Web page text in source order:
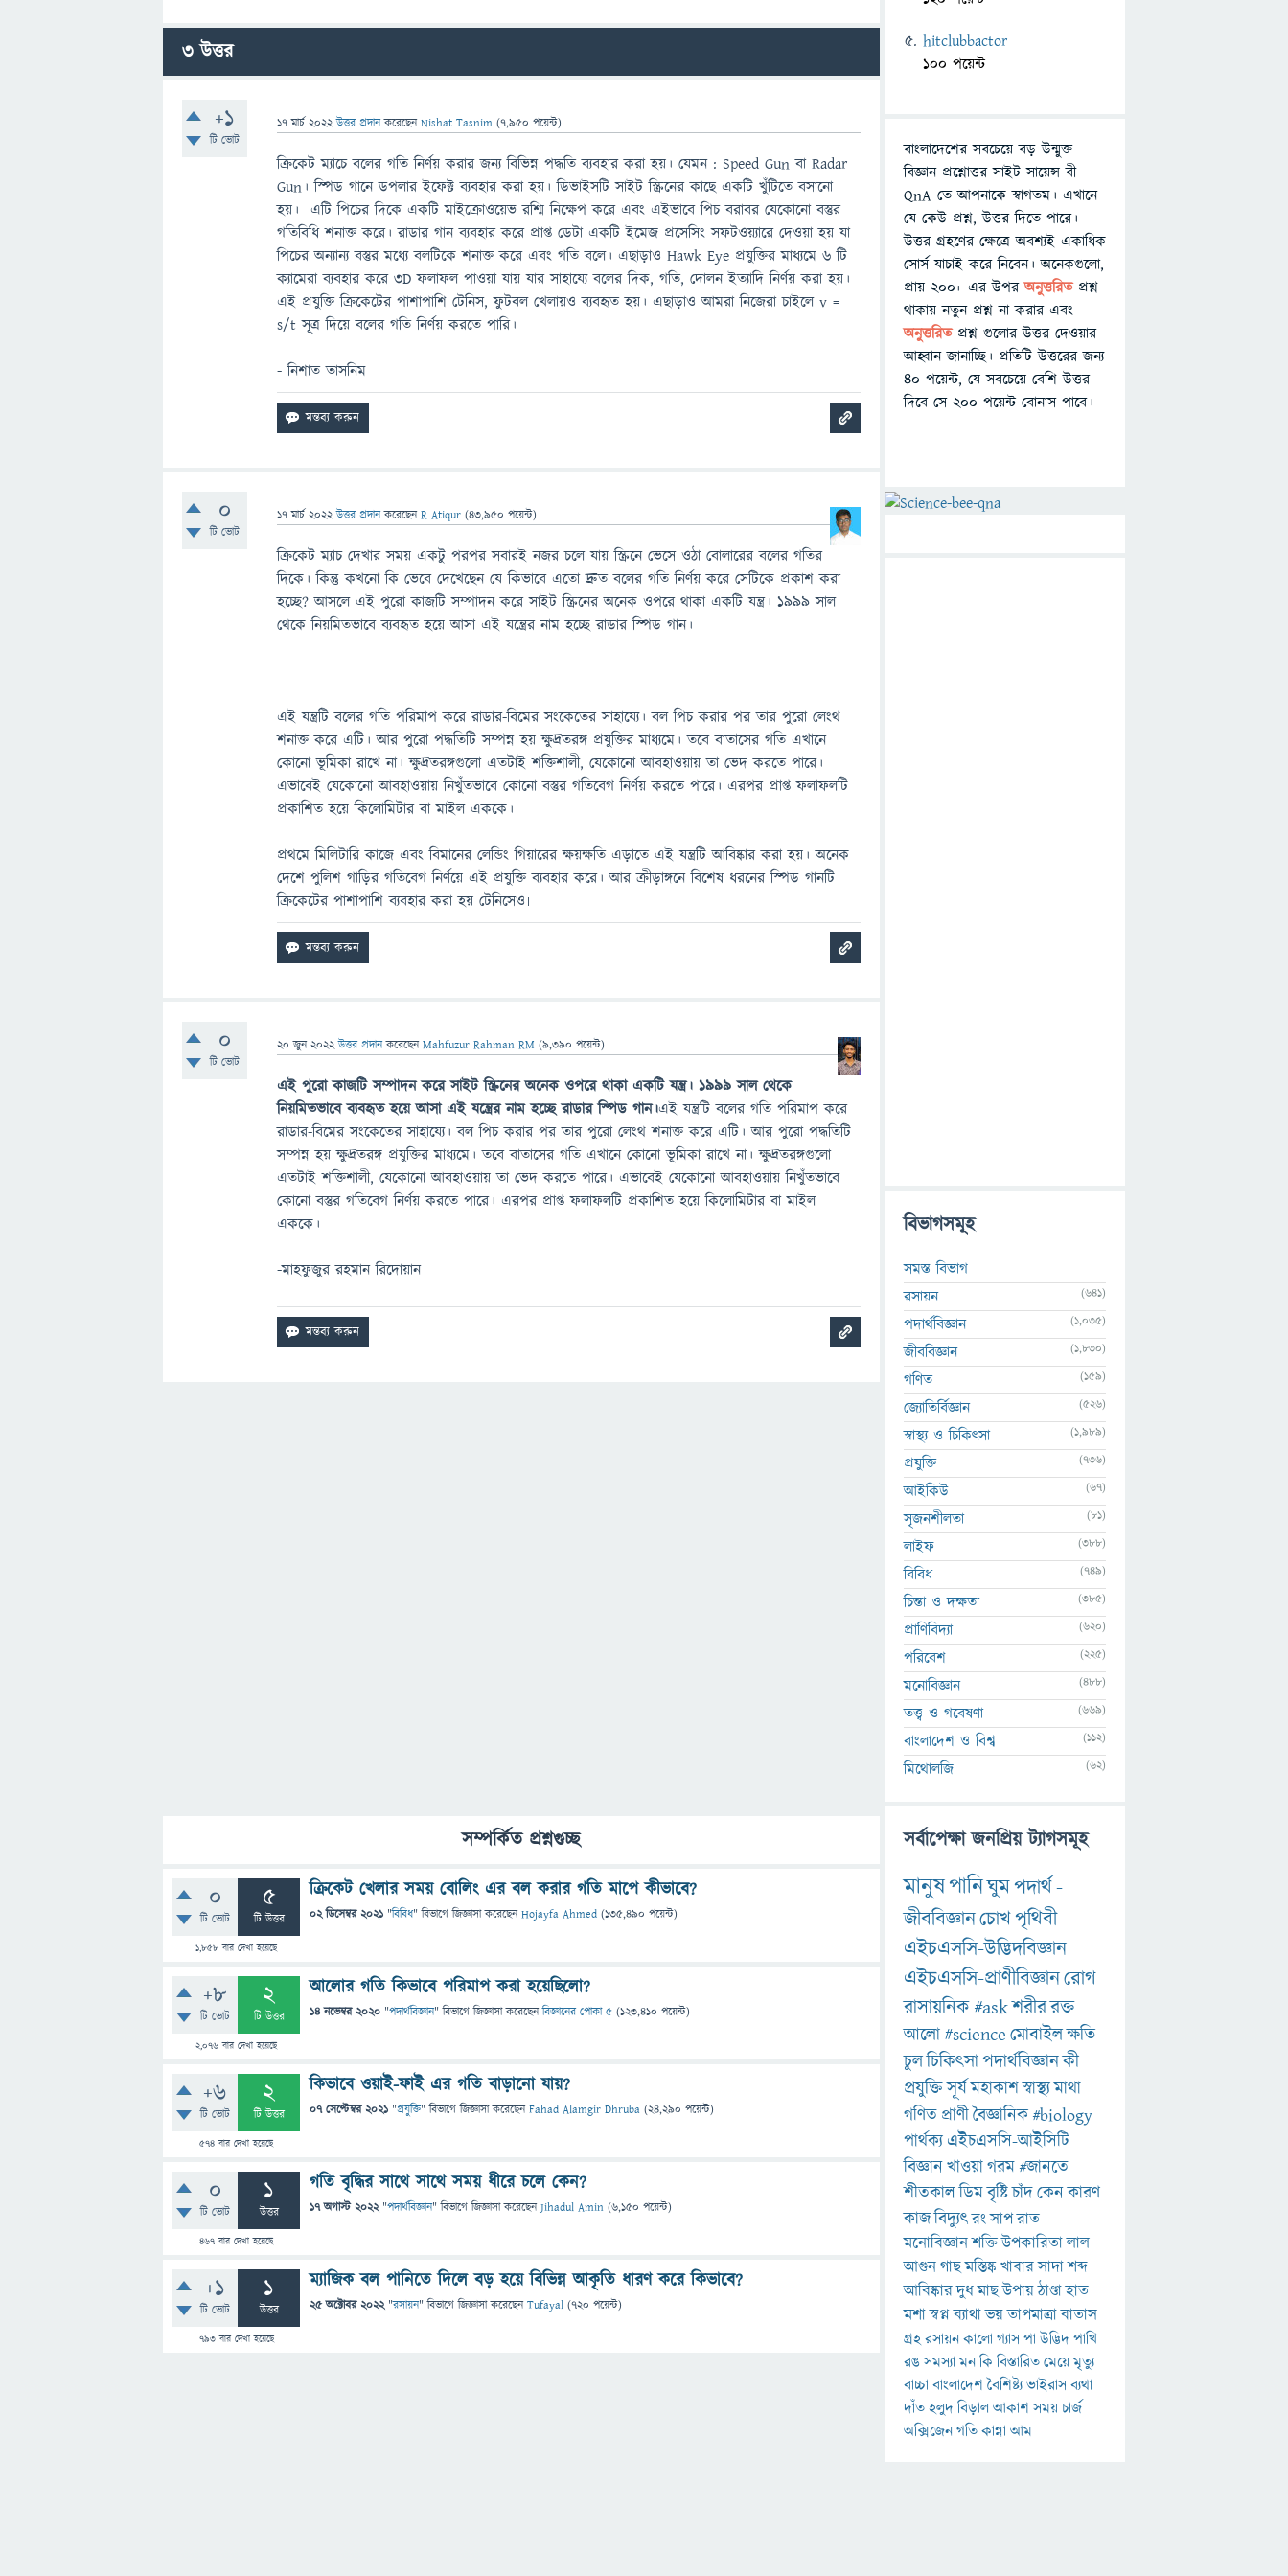
3উত্তর
+1
টি ভোট
17 মার্চ 2022 উত্তর প্রদান করেছেনNishat Tasnim (7,950 পয়েন্ট)
ক্রিকেট ম্যাচে বলের গতি নির্ণয় করার জন্য বিভিন্ন পদ্ধতি ব্যবহার করা হয়। যেমন : Speed Gun বা Radar
Gun। স্পিড গানে ডপলার ইফেক্ট ব্যবহার করা হয়। ডিভাইসটি সাইট স্ক্রিনের কাছে একটি খুঁটিতে বসানো
হয়। এটি পিচের দিকে একটি মাইক্রোওয়েভ রশ্মি নিক্ষেপ করে এবং এইভাবে পিচ বরাবর যেকোনো বস্তুর
গতিবিধি শনাক্ত করে। রাডার গান ব্যবহার করে প্রাপ্ত ডেটা একটি ইমেজ প্রসেসিং সফটওয়্যারে দেওয়া হয় যা
পিচের অন্যান্য বস্তুর মধ্যে বলটিকে শনাক্ত করে এবং গতি বলে। এছাড়াও Hawk Eye প্রযুক্তির মাধ্যমে ৬ টি
ক্যামেরা ব্যবহার করে 3D ফলাফল পাওয়া যায় যার সাহায্যে বলের দিক, গতি, দোলন ইত্যাদি নির্ণয় করা হয়।
এই প্রযুক্তি ক্রিকেটের পাশাপাশি টেনিস, ফুটবল খেলায়ও ব্যবহৃত হয়। এছাড়াও আমরা নিজেরা চাইলে v =
s/t সূত্র দিয়ে বলের গতি নির্ণয় করতে পারি।
- নিশাত তাসনিম
0
টি ভোট
17 মার্চ 2022 উত্তর প্রদান করেছেনR Atiqur (43,950 পয়েন্ট)
ক্রিকেট ম্যাচ দেখার সময় একটু পরপর সবারই নজর চলে যায় স্ক্রিনে ভেসে ওঠা বোলারের বলের গতির
দিকে। কিন্তু কখনো কি ভেবে দেখেছেন যে কিভাবে এতো দ্রুত বলের গতি নির্ণয় করে সেটিকে প্রকাশ করা
হচ্ছে? আসলে এই পুরো কাজটি সম্পাদন করে সাইট স্ক্রিনের অনেক ওপরে থাকা একটি যন্ত্র। ১৯৯৯ সাল
থেকে নিয়মিতভাবে ব্যবহৃত হয়ে আসা এই যন্ত্রের নাম হচ্ছে রাডার স্পিড গান।
এই যন্ত্রটি বলের গতি পরিমাপ করে রাডার-বিমের সংকেতের সাহায্যে। বল পিচ করার পর তার পুরো লেংথ
শনাক্ত করে এটি। আর পুরো পদ্ধতিটি সম্পন্ন হয় ক্ষুদ্রতরঙ্গ প্রযুক্তির মাধ্যমে। তবে বাতাসের গতি এখানে
কোনো ভূমিকা রাখে না। ক্ষুদ্রতরঙ্গগুলো এতটাই শক্তিশালী, যেকোনো আবহাওয়ায় তা ভেদ করতে পারে।
এভাবেই যেকোনো আবহাওয়ায় নিখুঁতভাবে কোনো বস্তুর গতিবেগ নির্ণয় করতে পারে। এরপর প্রাপ্ত ফলাফলটি
প্রকাশিত হয়ে কিলোমিটার বা মাইল এককে।
প্রথমে মিলিটারি কাজে এবং বিমানের লেন্ডিং গিয়ারের ক্ষয়ক্ষতি এড়াতে এই যন্ত্রটি আবিষ্কার করা হয়। অনেক
দেশে পুলিশ গাড়ির গতিবেগ নির্ণয়ে এই প্রযুক্তি ব্যবহার করে। আর ক্রীড়াঙ্গনে বিশেষ ধরনের স্পিড গানটি
ক্রিকেটের পাশাপাশি ব্যবহার করা হয় টেনিসেও৷
0
টি ভোট
20 জুন 2022 উত্তর প্রদান করেছেনMahfuzur Rahman RM (9,390 পয়েন্ট)
এই পুরো কাজটি সম্পাদন করে সাইট স্ক্রিনের অনেক ওপরে থাকা একটি যন্ত্র। ১৯৯৯ সাল থেকে
নিয়মিতভাবে ব্যবহৃত হয়ে আসা এই যন্ত্রের নাম হচ্ছে রাডার স্পিড গান।এই যন্ত্রটি বলের গতি পরিমাপ করে
রাডার-বিমের সংকেতের সাহায্যে। বল পিচ করার পর তার পুরো লেংথ শনাক্ত করে এটি। আর পুরো পদ্ধতিটি
সম্পন্ন হয় ক্ষুদ্রতরঙ্গ প্রযুক্তির মাধ্যমে। তবে বাতাসের গতি এখানে কোনো ভূমিকা রাখে না। ক্ষুদ্রতরঙ্গগুলো
এতটাই শক্তিশালী, যেকোনো আবহাওয়ায় তা ভেদ করতে পারে। এভাবেই যেকোনো আবহাওয়ায় নিখুঁতভাবে
কোনো বস্তুর গতিবেগ নির্ণয় করতে পারে। এরপর প্রাপ্ত ফলাফলটি প্রকাশিত হয়ে কিলোমিটার বা মাইল
এককে।
-মাহফুজুর রহমান রিদোয়ান
সম্পর্কিত প্রশ্নগুচ্ছ
0
টি ভোট
5
টি উত্তর
1,858 বার দেখা হয়েছে
ক্রিকেট খেলার সময় বোলিং এর বল করার গতি মাপে কীভাবে?
02 ডিসেম্বর 2021 "বিবিধ" বিভাগে জিজ্ঞাসাকরেছেনHojayfa Ahmed (135,490 পয়েন্ট)
+8
টি ভোট
2
টি উত্তর
2,076 বার দেখা হয়েছে
আলোর গতি কিভাবে পরিমাপ করা হয়েছিলো?
14 নভেম্বর 2020 "পদার্থবিজ্ঞান" বিভাগে জিজ্ঞাসাকরেছেনবিজ্ঞানের পোকা ৫ (123,410 পয়েন্ট)
+6
টি ভোট
2
টি উত্তর
574 বার দেখা হয়েছে
কিভাবে ওয়াই-ফাই এর গতি বাড়ানো যায়?
07 সেপ্টেম্বর 2021 "প্রযুক্তি" বিভাগে জিজ্ঞাসাকরেছেনFahad Alamgir Dhruba (24,290 পয়েন্ট)
0
টি ভোট
1
উত্তর
467 বার দেখা হয়েছে
গতি বৃদ্ধির সাথে সাথে সময় ধীরে চলে কেন?
17 অগাস্ট 2022 "পদার্থবিজ্ঞান" বিভাগে জিজ্ঞাসাকরেছেনJihadul Amin (6,150 পয়েন্ট)
+1
টি ভোট
1
উত্তর
793বার দেখা হয়েছে
ম্যাজিক বল পানিতে দিলে বড় হয়ে বিভিন্ন আকৃতি ধারণ করে কিভাবে?
25 অক্টোবর 2022 "রসায়ন" বিভাগে জিজ্ঞাসাকরেছেনTufayal (720 পয়েন্ট)
hitclubbactor
100 পয়েন্ট
বাংলাদেশের সবচেয়ে বড় উন্মুক্ত
বিজ্ঞান প্রশ্নোত্তর সাইট সায়েন্স বী
QnA তে আপনাকে স্বাগতম। এখানে
যে কেউ প্রশ্ন, উত্তর দিতে পারে।
উত্তর গ্রহণের ক্ষেত্রে অবশ্যই একাধিক
সোর্স যাচাই করে নিবেন। অনেকগুলো,
প্রায় ২০০+ এর উপরঅনুত্তরিতপ্রশ্ন
থাকায় নতুন প্রশ্ন না করার এবং
অনুত্তরিত প্রশ্ন গুলোর উত্তর দেওয়ার
আহ্বান জানাচ্ছি। প্রতিটি উত্তরের জন্য
৪০ পয়েন্ট, যে সবচেয়ে বেশি উত্তর
দিবে সে ২০০ পয়েন্ট বোনাস পাবে।
বিভাগসমূহ
সমস্ত বিভাগ
রসায়ন
(641)
পদার্থবিজ্ঞান (1,035)
জীববিজ্ঞান (1,830)
গণিত (159)
জ্যোতির্বিজ্ঞান (526)
স্বাস্থ্য ও চিকিৎসা (1,989)
প্রযুক্তি (736)
আইকিউ (67)
সৃজনশীলতা (81)
লাইফ (388)
বিবিধ (749)
চিন্তা ও দক্ষতা (385)
প্রাণিবিদ্যা (620)
পরিবেশ (225)
মনোবিজ্ঞান (488)
তত্ত্ব ও গবেষণা (669)
বাংলাদেশ ও বিশ্ব (112)
মিথোলজি (62)
সর্বাপেক্ষা জনপ্রিয় ট্যাগসমূহ
মানুষপানিঘুমপদার্থ-
জীববিজ্ঞানচোখপৃথিবী
এইচএসসি-উদ্ভিদবিজ্ঞান
এইচএসসি-প্রাণীবিজ্ঞানরোগ
রাসায়নিক#askশরীররক্ত
আলো#scienceমোবাইলক্ষতি
চুলচিকিৎসাপদার্থবিজ্ঞানকী
প্রযুক্তিসূর্যমহাকাশস্বাস্থ্যমাথা
গণিত প্রাণীবৈজ্ঞানিক#biology
পার্থক্য এইচএসসি-আইসিটি
বিজ্ঞানখাওয়াগরম#জানতে
শীতকালডিমবৃষ্টিচাঁদকেনকারণ
কাজবিদ্যুৎরংসাপরাত
মনোবিজ্ঞানশক্তিউপকারিতালাল
আগুনগাছমস্তিষ্কখাবারসাদাশব্দ
আবিষ্কারদুধমাছউপায়ঠাণ্ডাহাত
মশাস্বপ্নব্যাথাভয়তাপমাত্রাবাতাস
গ্রহরসায়নকালোগ্যাসপাউদ্ভিদপাখি
রঙসমস্যামনকিবিস্তারিতমেয়েমৃত্যু
বাচ্চাবাংলাদেশবৈশিষ্ট্যভাইরাসব্যথা
দাঁতহলুদবিড়ালআকাশসময়চার্জ
অক্সিজেনগতিকান্নাআম